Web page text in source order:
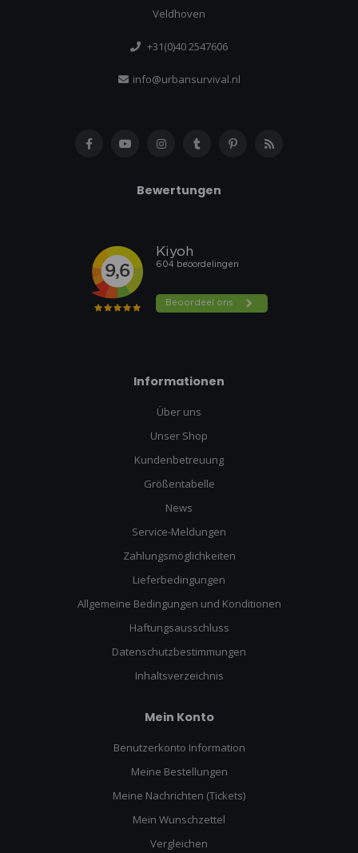
Veldhoven
+31(0)40 2547606
info@urbansurvival.nl
Bewertungen
Informationen
Über uns
Unser Shop
Kundenbetreuung
Größentabelle
News
Service-Meldungen
Zahlungsmöglichkeiten
Lieferbedingungen
Allgemeine Bedingungen und Konditionen
Haftungsausschluss
Datenschutzbestimmungen
Inhaltsverzeichnis
Mein Konto
Benutzerkonto Information
Meine Bestellungen
Meine Nachrichten (Tickets)
Mein Wunschzettel
Vergleichen